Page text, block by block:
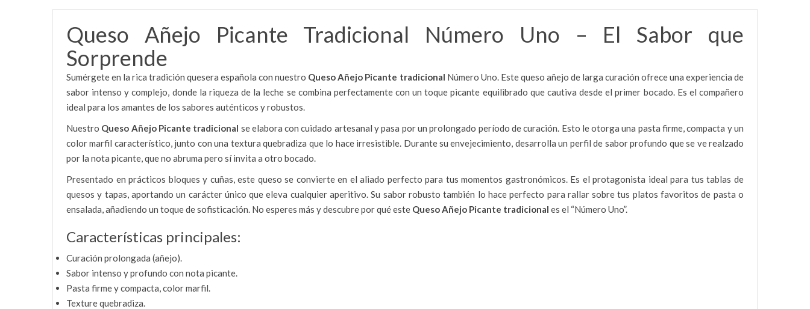
Queso Añejo Picante Tradicional Número Uno – El Sabor que
Sorprende
Sumérgete en la rica tradición quesera española con nuestro Queso Añejo Picante tradicional Número Uno. Este queso añejo de larga curación ofrece una experiencia de
sabor intenso y complejo, donde la riqueza de la leche se combina perfectamente con un toque picante equilibrado que cautiva desde el primer bocado. Es el compañero
ideal para los amantes de los sabores auténticos y robustos.
Nuestro Queso Añejo Picante tradicional se elabora con cuidado artesanal y pasa por un prolongado período de curación. Esto le otorga una pasta firme, compacta y un
color marfil característico, junto con una textura quebradiza que lo hace irresistible. Durante su envejecimiento, desarrolla un perfil de sabor profundo que se ve realzado
por la nota picante, que no abruma pero sí invita a otro bocado.
Presentado en prácticos bloques y cuñas, este queso se convierte en el aliado perfecto para tus momentos gastronómicos. Es el protagonista ideal para tus tablas de
quesos y tapas, aportando un carácter único que eleva cualquier aperitivo. Su sabor robusto también lo hace perfecto para rallar sobre tus platos favoritos de pasta o
ensalada, añadiendo un toque de sofisticación. No esperes más y descubre por qué este Queso Añejo Picante tradicional es el “Número Uno”.
Características principales:
Curación prolongada (añejo).
Sabor intenso y profundo con nota picante.
Pasta firme y compacta, color marfil.
Texture quebradiza.